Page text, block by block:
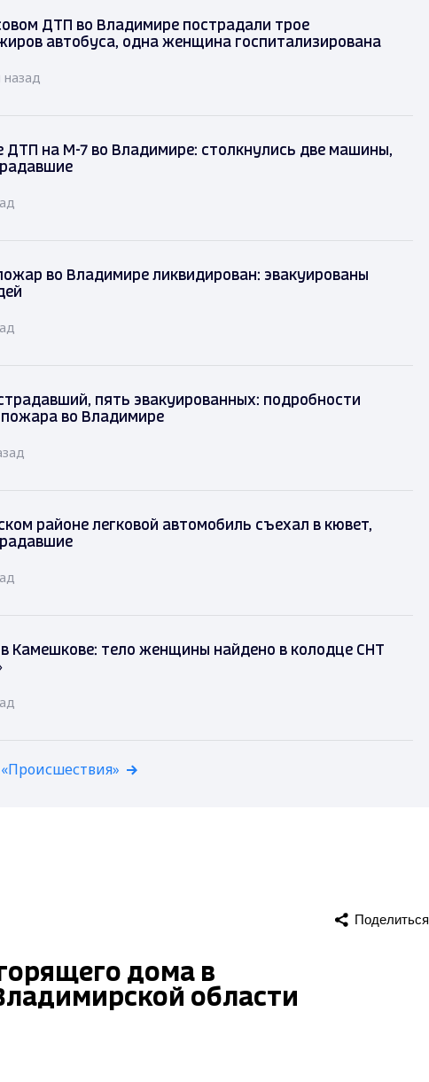
ДТП во Владимире пострадали трое
автобуса, одна женщина госпитализирована
назад
ДТП на М-7 во Владимире: столкнулись две машины,
во Владимире ликвидирован: эвакуированы
пять эвакуированных: подробности
пожара во Владимире
районе легковой автомобиль съехал в кювет,
в Камешкове: тело женщины найдено в колодце СНТ
Поделиться
дома в
области